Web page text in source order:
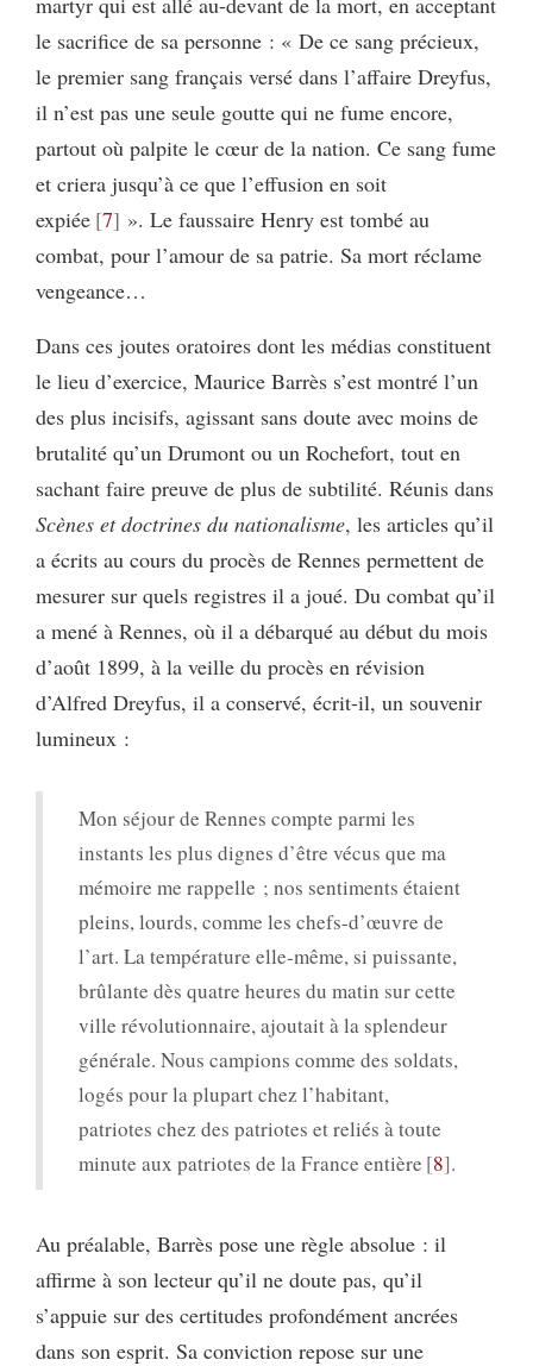
le sacrifice de sa personne : « De ce sang précieux,
le premier sang français versé dans l’affaire Dreyfus,
il n’est pas une seule goutte qui ne fume encore,
partout où palpite le cœur de la nation. Ce sang fume
et criera jusqu’à ce que l’effusion en soit
expiée 7 ». Le faussaire Henry est tombé au
combat, pour l’amour de sa patrie. Sa mort réclame
vengeance…
Dans ces joutes oratoires dont les médias constituent
le lieu d’exercice, Maurice Barrès s’est montré l’un
des plus incisifs, agissant sans doute avec moins de
brutalité qu’un Drumont ou un Rochefort, tout en
sachant faire preuve de plus de subtilité. Réunis dans
Scènes et doctrines du nationalisme, les articles qu’il
a écrits au cours du procès de Rennes permettent de
mesurer sur quels registres il a joué. Du combat qu’il
a mené à Rennes, où il a débarqué au début du mois
d’août 1899, à la veille du procès en révision
d’Alfred Dreyfus, il a conservé, écrit-il, un souvenir
lumineux :
Mon séjour de Rennes compte parmi les
instants les plus dignes d’être vécus que ma
mémoire me rappelle ; nos sentiments étaient
pleins, lourds, comme les chefs-d’œuvre de
l’art. La température elle-même, si puissante,
brûlante dès quatre heures du matin sur cette
ville révolutionnaire, ajoutait à la splendeur
générale. Nous campions comme des soldats,
logés pour la plupart chez l’habitant,
patriotes chez des patriotes et reliés à toute
minute aux patriotes de la France entière 8 .
Au préalable, Barrès pose une règle absolue : il
affirme à son lecteur qu’il ne doute pas, qu’il
s’appuie sur des certitudes profondément ancrées
dans son esprit. Sa conviction repose sur une